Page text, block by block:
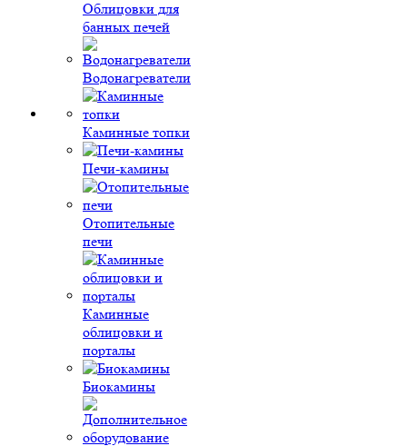
Облицовки для
банных печей
Водонагреватели
Каминные топки
Печи-камины
Отопительные
печи
Каминные
облицовки и
порталы
Биокамины